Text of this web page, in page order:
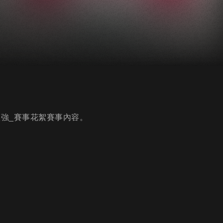
_賽事花絮賽事內容。